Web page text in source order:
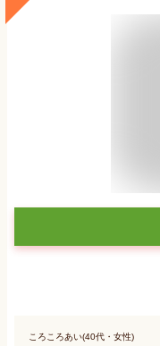
ころころあい(40代・女性)